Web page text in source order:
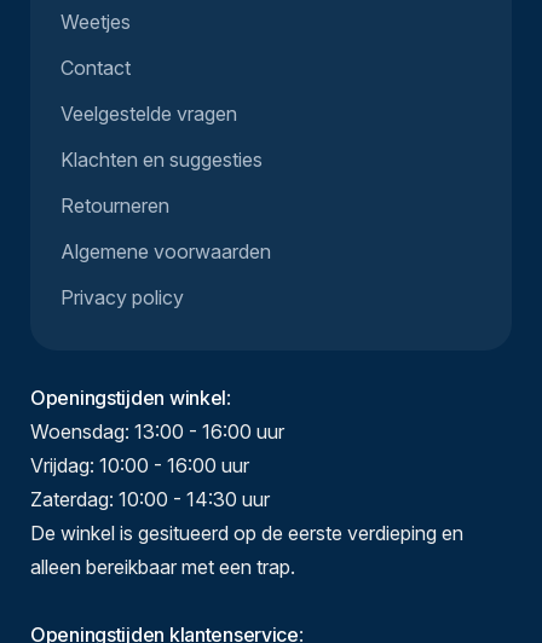
Weetjes
Contact
Veelgestelde vragen
Klachten en suggesties
Retourneren
Algemene voorwaarden
Privacy policy
Openingstijden winkel:
Woensdag: 13:00 - 16:00 uur
Vrijdag: 10:00 - 16:00 uur
Zaterdag: 10:00 - 14:30 uur
De winkel is gesitueerd op de eerste verdieping en
alleen bereikbaar met een trap.
Openingstijden klantenservice: